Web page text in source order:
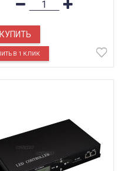
КУПИТЬ